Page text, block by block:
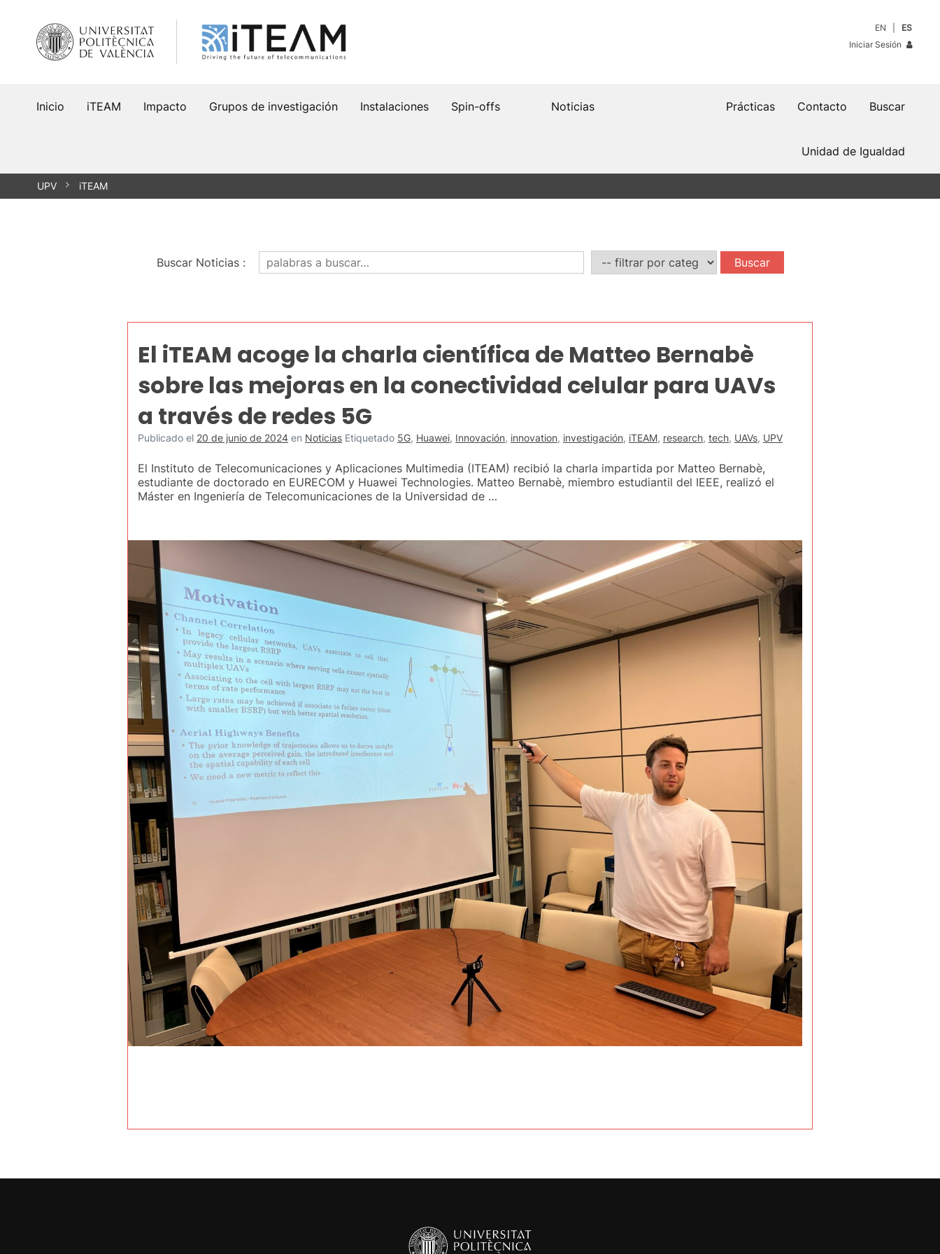
contenido
EN
ES
Iniciar Sesión
Inicio iTEAM Impacto Grupos de investigación Instalaciones Spin-offs Buscar
Contacto
Prácticas
Noticias
Unidad de Igualdad
UPV iTEAM
Buscar Noticias:
El iTEAM acoge la charla científica de Matteo Bernabè
sobre las mejoras en la conectividad celular para UAVs
a través de redes 5G
Publicado el 20 de junio de 2024 en Noticias Etiquetado 5G, Huawei, Innovación, innovation, investigación, iTEAM, research, tech, UAVs, UPV
El Instituto de Telecomunicaciones y Aplicaciones Multimedia (ITEAM) recibió la charla impartida por Matteo Bernabè,
estudiante de doctorado en EURECOM y Huawei Technologies. Matteo Bernabè, miembro estudiantil del IEEE, realizó el
Máster en Ingeniería de Telecomunicaciones de la Universidad de …